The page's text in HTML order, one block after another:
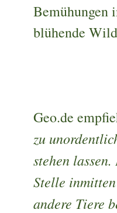
Bemühungen
blühende
Geo.de
zu
stehen
Stelle
andere Tiere